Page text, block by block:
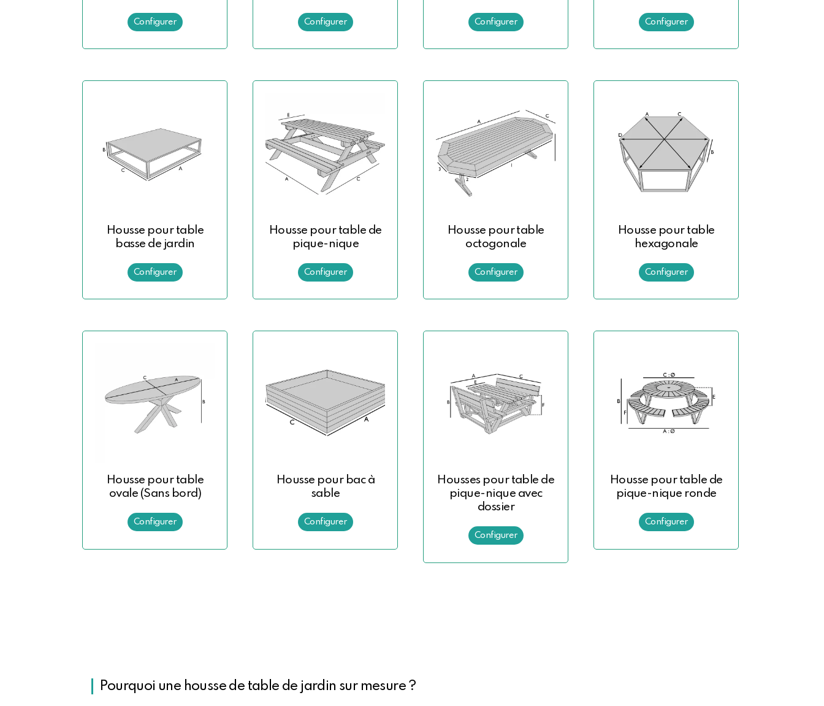
Housse pour table
basse de jardin
Housse pour table de
pique-nique
Housse pour table
octogonale
Housse pour table
hexagonale
Housse pour table
ovale (Sans bord)
Housse pour bac à
sable
Housses pour table de
pique-nique avec
dossier
Housse pour table de
pique-nique ronde
Pourquoi une housse de table de jardin sur mesure ?